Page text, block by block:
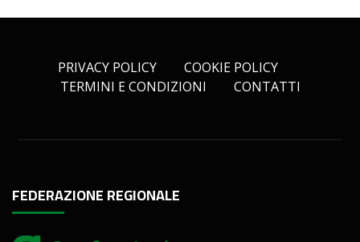
PRIVACY POLICY
COOKIE POLICY
TERMINI E CONDIZIONI
CONTATTI
FEDERAZIONE REGIONALE